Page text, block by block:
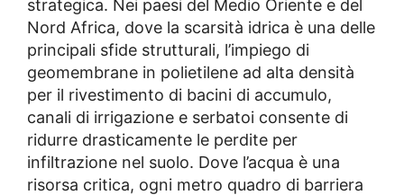
strategica. Nei paesi del Medio Oriente e del
Nord Africa, dove la scarsità idrica è una delle
principali sfide strutturali, l’impiego di
geomembrane in polietilene ad alta densità
per il rivestimento di bacini di accumulo,
canali di irrigazione e serbatoi consente di
ridurre drasticamente le perdite per
infiltrazione nel suolo. Dove l’acqua è una
risorsa critica, ogni metro quadro di barriera